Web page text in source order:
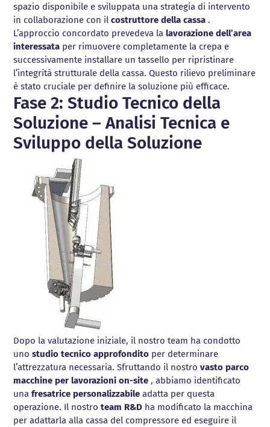
spazio disponibile e sviluppata una strategia di intervento
in collaborazione con ilcostruttore della cassa .
L’approccio concordato prevedeva lalavorazione dell’area
interessata per rimuovere completamente la crepa e
successivamente installare un tassello per ripristinare
l’integrità strutturale della cassa. Questo rilievo preliminare
è stato cruciale per definire la soluzione più efficace.
Fase 2: Studio Tecnico della
Soluzione – Analisi Tecnica e
Sviluppo della Soluzione
Dopo la valutazione iniziale, il nostro team ha condotto
unostudio tecnico approfondito per determinare
l’attrezzatura necessaria. Sfruttando il nostrovasto parco
macchine per lavorazioni on-site , abbiamo identificato
unafresatrice personalizzabile adatta per questa
operazione. Il nostroteam R&D ha modificato la macchina
per adattarla alla cassa del compressore ed eseguire il